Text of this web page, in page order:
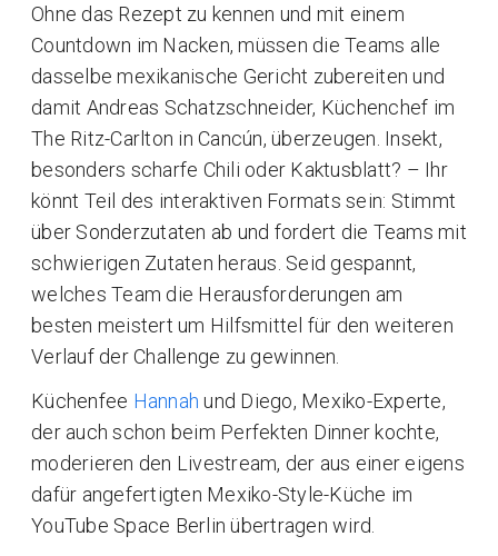
Ohne das Rezept zu kennen und mit einem
Countdown im Nacken, müssen die Teams alle
dasselbe mexikanische Gericht zubereiten und
damit Andreas Schatzschneider, Küchenchef im
The Ritz-Carlton in Cancún, überzeugen. Insekt,
besonders scharfe Chili oder Kaktusblatt? – Ihr
könnt Teil des interaktiven Formats sein: Stimmt
über Sonderzutaten ab und fordert die Teams mit
schwierigen Zutaten heraus. Seid gespannt,
welches Team die Herausforderungen am
besten meistert um Hilfsmittel für den weiteren
Verlauf der Challenge zu gewinnen.
Küchenfee Hannah und Diego, Mexiko-Experte,
der auch schon beim Perfekten Dinner kochte,
moderieren den Livestream, der aus einer eigens
dafür angefertigten Mexiko-Style-Küche im
YouTube Space Berlin übertragen wird.